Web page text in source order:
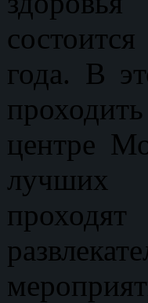
года. В
центре
лучших